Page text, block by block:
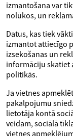
izmantošana var
nolūkos, un
Datus, kas tiek
izmantot attiecīgo
izsekošanas un
informāciju skatiet
politikās.
Ja vietnes
pakalpojumu
lietotāja kontā
veidam, sociālā
vietnes